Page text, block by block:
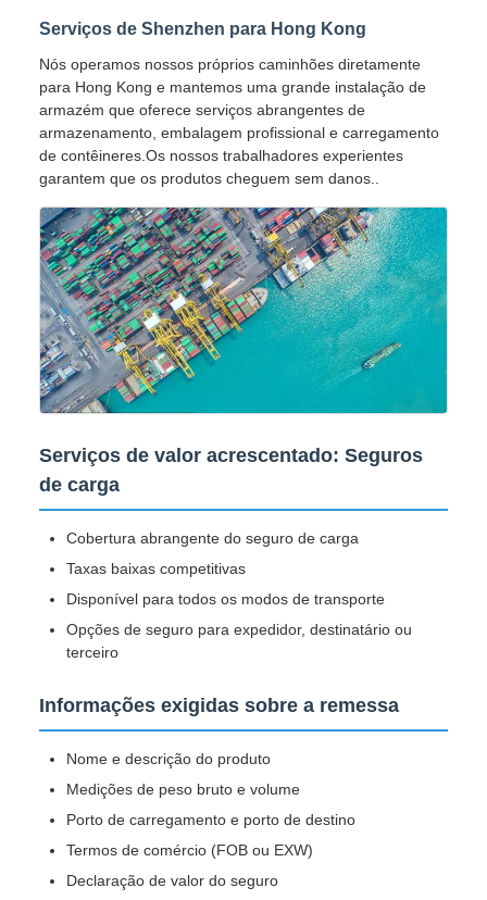
Serviços de Shenzhen para Hong Kong
Nós operamos nossos próprios caminhões diretamente
para Hong Kong e mantemos uma grande instalação de
armazém que oferece serviços abrangentes de
armazenamento, embalagem profissional e carregamento
de contêineres.Os nossos trabalhadores experientes
garantem que os produtos cheguem sem danos..
Serviços de valor acrescentado: Seguros
de carga
Cobertura abrangente do seguro de carga
Taxas baixas competitivas
Disponível para todos os modos de transporte
Opções de seguro para expedidor, destinatário ou
terceiro
Informações exigidas sobre a remessa
Nome e descrição do produto
Medições de peso bruto e volume
Porto de carregamento e porto de destino
Termos de comércio (FOB ou EXW)
Declaração de valor do seguro